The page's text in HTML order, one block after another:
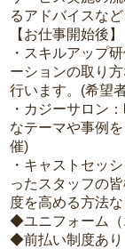
るアドバイスな
【お仕事開始後】
・スキルアップ
ーションの取り
行います。(希望
・カジーサロン
なテーマや事例
催)
・キャストセッ
ったスタッフの
度を高める方法
◆ユニフォーム（
◆前払い制度あり